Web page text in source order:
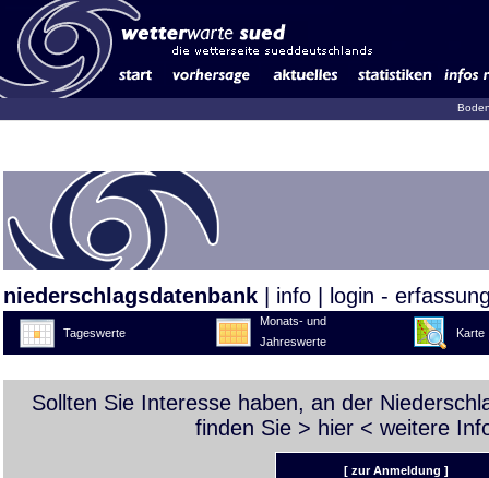
niederschlagsdatenbank info login -
Tageswerte
Monats- und
Jahreswerte
Karte
Sollten Sie Interesse haben, an der
finden Sie > hier < weitere
[ zur Anmeldung ]